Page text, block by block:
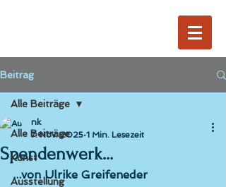
Beitrag
Alle Beiträge
Kunst
Ausstellung
Alle Beiträge
Spendenwerk...
nk
7. Nov. 2025 1 Min. Lesezeit
...von Ulrike Greifeneder